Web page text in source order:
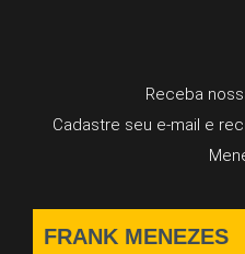
Receba
Cadastre seu e-mail e
FRANK MENEZES